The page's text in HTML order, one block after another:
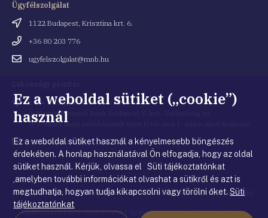
Ügyfélszolgálat
Cím
1122 Budapest, Krisztina krt. 6.
Telefonszám
+36 80 203 776
Emailugyfelszolgalat@mnb.hu
Cím 1054 Budapest, Kiss Ernő utca 1.
(a Magyar Nemzeti Bank Budapest V. ker., Szabadság tér
8-9. szám alatti székházának Kiss Ernő utca 1. szám alatti bejárata)
Email
cím
penztar@mnb.hu
© Magyar Nemzeti Bank |Impresszum|Jogi nyilatkozat|Adatkezelési
tájékoztató|Süti tájékoztató| Gyakorlati tudnivalók a honlappal
Ez a weboldal sütiket („cookie”)
használ
Ez a weboldal sütiket használ a kényelmesebb böngészés
érdekében. A honlap használatával Ön elfogadja, hogy az oldal
sütiket használ. Kérjük, olvassa el Süti tájékoztatónkat
,amelyben további információkat olvashat a sütikről és azt is
megtudhatja, hogyan tudja kikapcsolni vagy törölni őket.Süti
tájékoztatónkat